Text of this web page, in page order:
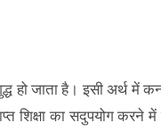
हो जाता है। इसी अर्थ में
शिक्षा का सदुपयोग करने में